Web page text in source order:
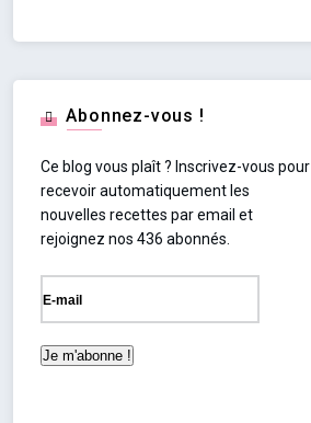
Abonnez-vous !
Ce blog vous plaît ? Inscrivez-vous pour
recevoir automatiquement les
nouvelles recettes par email et
rejoignez nos 436 abonnés.